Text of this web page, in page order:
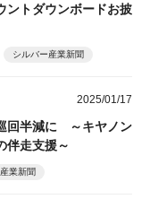
トダウンボードお披
シルバー産業新聞
2025/01/17
回半減に ～キヤノン
伴走支援～
業新聞